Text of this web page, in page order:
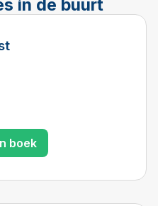
in de buurt
boek